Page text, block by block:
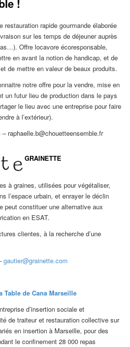
!
restauration rapide gourmande élaborée
sur les temps de déjeuner auprès
Offre locavore écoresponsable,
en avant la notion de handicap, et de
de mettre en valeur de beaux produits.
notre offre pour la vendre, mise en
un futur lieu de production dans le pays
le lieu avec une entreprise pour faire
à l’extérieur).
raphaelle.b@chouetteensemble.fr
GRAINETTE
à graines, utilisées pour végétaliser,
l’espace urbain, et enrayer le déclin
peut constituer une alternative aux
en ESAT.
clientes, à la recherche d’une
gautier@grainette.com
Table de Cana Marseille
d’insertion sociale et
de traiteur et restauration collective sur
en insertion à Marseille, pour des
le confinement 28 000 repas